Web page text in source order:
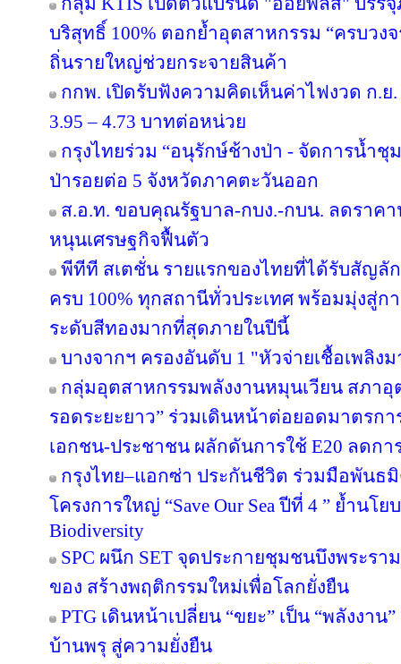
บริสุทธิ์ 100% ตอกย้ำอุตสาหกรรม “ครบวง
ถิ่นรายใหญ่ช่วยกระจายสินค้า
กกพ. เปิดรับฟังความคิดเห็นค่าไฟงวด ก.ย.
3.95 – 4.73 บาทต่อหน่วย
กรุงไทยร่วม “อนุรักษ์ช้างป่า - จัดการน้ำ
ป่ารอยต่อ 5 จังหวัดภาคตะวันออก
ส.อ.ท. ขอบคุณรัฐบาล-กบง.-กบน. ลดราค
หนุนเศรษฐกิจฟื้นตัว
พีทีที สเตชั่น รายแรกของไทยที่ได้รับสัญลั
ครบ 100% ทุกสถานีทั่วประเทศ พร้อมมุ่งสู่ก
ระดับสีทองมากที่สุดภายในปีนี้
บางจากฯ ครองอันดับ 1 "หัวจ่ายเชื้อเพลิ
กลุ่มอุตสาหกรรมพลังงานหมุนเวียน สภาอุ
รอดระยะยาว” ร่วมเดินหน้าต่อยอดมาตรก
เอกชน-ประชาชน ผลักดันการใช้ E20 ลดกา
กรุงไทย–แอกซ่า ประกันชีวิต ร่วมมือพันธ
โครงการใหญ่ “Save Our Sea ปีที่ 4 ” ย้ำนโ
Biodiversity
SPC ผนึก SET จุดประกายชุมชนบึงพระร
ของ สร้างพฤติกรรมใหม่เพื่อโลกยั่งยืน
PTG เดินหน้าเปลี่ยน “ขยะ” เป็น “พลังง
บ้านพรุ สู่ความยั่งยืน